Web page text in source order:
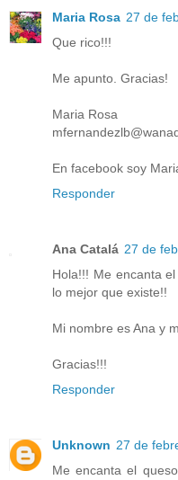
Maria Rosa 27 de
Que rico!!!
Me apunto. Gracias!
Maria Rosa
En facebook soy
Responder
Ana Catalá 27 de
Hola!!! Me encanta
lo mejor que existe!!
Mi nombre es Ana y
Gracias!!!
Responder
Unknown 27 de
Me encanta el